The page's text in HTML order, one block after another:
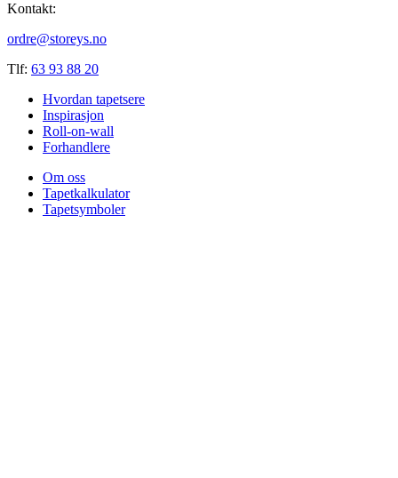
Kontakt:
ordre@storeys.no
Tlf: 63 93 88 20
Hvordan tapetsere
Inspirasjon
Roll-on-wall
Forhandlere
Om oss
Tapetkalkulator
Tapetsymboler